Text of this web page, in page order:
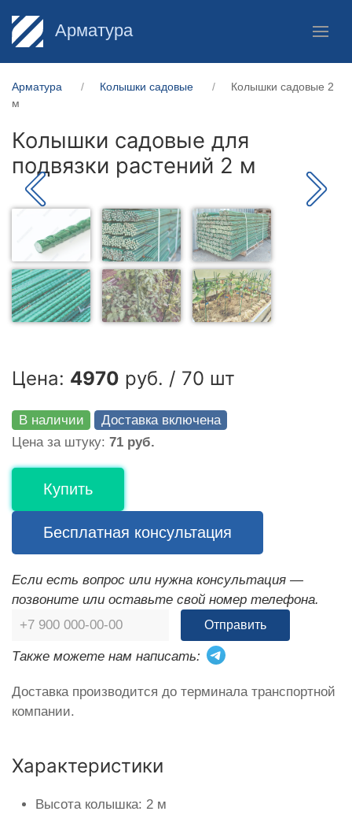
Арматура
Арматура Колышки садовые
Колышки садовые 2
м
Колышки садовые для
подвязки растений 2 м
Цена: 4970 руб. / 70 шт
В наличии
Доставка включена
Цена за штуку: 71 руб.
Купить
Бесплатная консультация
Если есть вопрос или нужна консультация —
позвоните или оставьте свой номер телефона.
Отправить
Также можете нам написать:
Доставка производится до терминала транспортной
компании.
Характеристики
Высота колышка: 2 м